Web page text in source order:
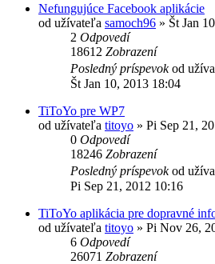
Nefungujúce Facebook aplikácie
od užívateľa samoch96 » Št Jan
2 Odpovedí
18612 Zobrazení
Posledný príspevokod
Št Jan 10, 2013 18:04
TiToYo pre WP7
od užívateľa titoyo » Pi Sep 21,
0 Odpovedí
18246 Zobrazení
Posledný príspevokod
Pi Sep 21, 2012 10:16
TiToYo aplikácia pre dopravné
od užívateľa titoyo » Pi Nov 26,
6 Odpovedí
26071 Zobrazení